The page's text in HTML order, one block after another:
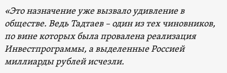
«Это назначение уже вызвало удивление в
обществе. Ведь Тадтаев – один из тех чиновников,
по вине которых была провалена реализация
Инвестпрограммы, а выделенные Россией
миллиарды рублей исчезли.